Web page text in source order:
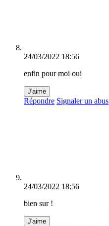
24/03/2022 18:56
enfin pour moi oui
J'aime
Répondre Signaler un abus
24/03/2022 18:56
bien sur !
J'aime